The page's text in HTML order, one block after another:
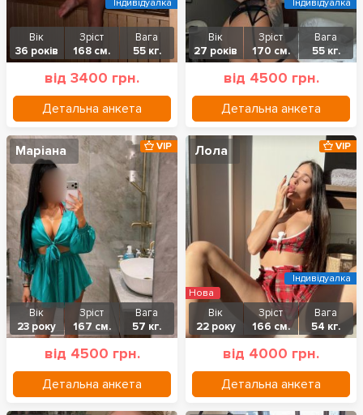
Вік
36 років
Зріст
168 см.
Вага
55 кг.
від 3400 грн.
Детальна анкета
Індивідуалка
Вік
27 років
Зріст
170 см.
Вага
55 кг.
від 4500 грн.
Детальна анкета
Індивідуалка
Маріана
Вік
23 року
Зріст
167 см.
Вага
57 кг.
від 4500 грн.
Детальна анкета
VIP Лола
Вік
22 року
Зріст
166 см.
Вага
54 кг.
від 4000 грн.
Детальна анкета
VIP
Нова
Індивідуалка